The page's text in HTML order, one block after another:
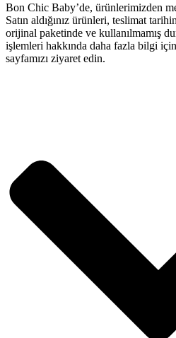
Bon Chic Baby’de, ürünlerimizden
Satın aldığınız ürünleri, teslimat
orijinal paketinde ve kullanılmamış
işlemleri hakkında daha fazla bilgi
sayfamızı ziyaret edin.